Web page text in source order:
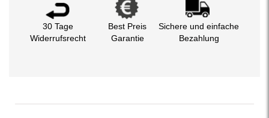
30 Tage
Widerrufsrecht
Best Preis
Garantie
Sichere und einfache
Bezahlung